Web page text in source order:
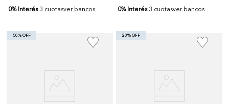
0% Interés 3 cuotasver bancos.
0% Interés 3 cuotasver bancos.
50% OFF 20% OFF